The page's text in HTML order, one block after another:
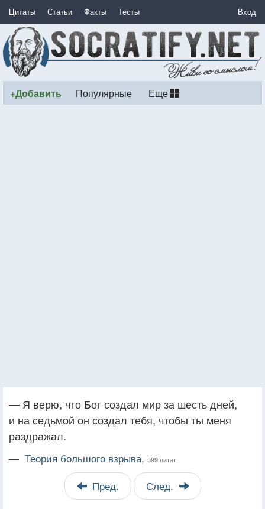
Цитаты Статьи Факты Тесты Вход
+Добавить Популярные Еще
— Я верю, что Бог создал мир за шесть дней,
и на седьмой он создал тебя, чтобы ты меня
раздражал.
— Теория большого взрыва, 599 цитат
Пред. След.